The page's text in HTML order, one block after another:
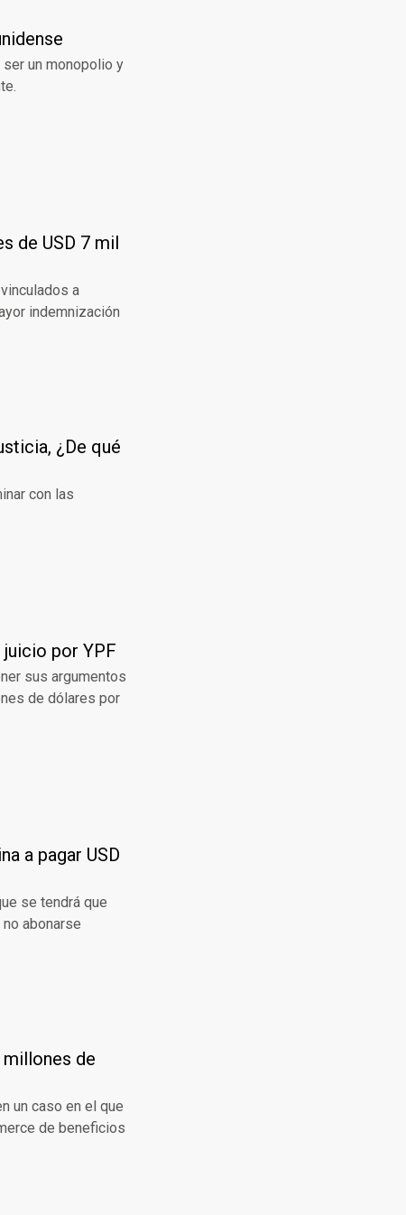
un monopolio y
de USD 7 mil
a
indemnización
¿De qué
con las
por YPF
sus argumentos
de dólares por
a pagar USD
se tendrá que
abonarse
millones de
un caso en el que
de beneficios